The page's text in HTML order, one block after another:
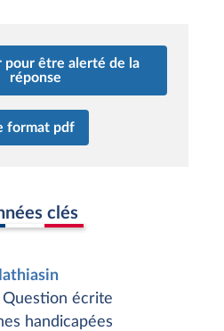
pour être alerté de la
réponse
format pdf
clés
Question écrite
handicapées